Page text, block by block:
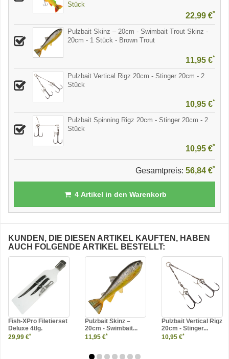
Stück
22,99 €*
Pulzbait Skinz – 20cm - Swimbait Trout Skinz -
20cm - 1 Stück - Brown Trout
11,95 €*
Pulzbait Vertical Rigz 20cm - Stinger 20cm - 2
Stück
10,95 €*
Pulzbait Spinning Rigz 20cm - Stinger 20cm - 2
Stück
10,95 €*
Gesamtpreis: 56,84 €*
4Artikel in den Warenkorb
KUNDEN, DIE DIESEN ARTIKEL KAUFTEN, HABEN
AUCH FOLGENDE ARTIKEL BESTELLT:
Fish-XPro Filetierset
Deluxe 4tlg.
29,99 €*
Pulzbait Skinz –
20cm - Swimbait...
11,95 €*
Pulzbait Vertical Rigz
20cm - Stinger...
10,95 €*